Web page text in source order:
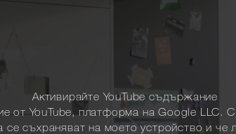
Активирайте YouTube съдържание
от YouTube, платформа на Google LLC. С
се съхраняват на моето устройство и че